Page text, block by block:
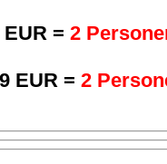
= 2
EUR = 2